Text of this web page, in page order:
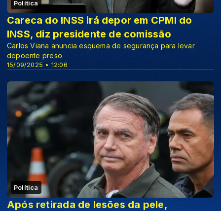
Política
15/09/2025 • 12:06
Careca do INSS irá depor em CPMI do
INSS, diz presidente de comissão
Carlos Viana anuncia esquema de segurança para levar
depoente preso
Política
Após retirada de lesões da pele,